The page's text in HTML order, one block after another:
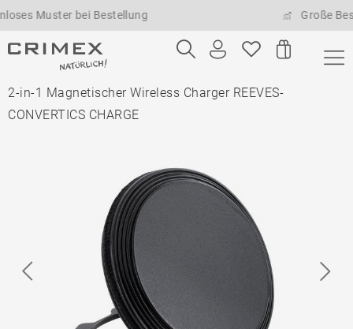
bei Bestellung Große
2-in-1 Magnetischer Wireless Charger REEVES-
CONVERTICS CHARGE